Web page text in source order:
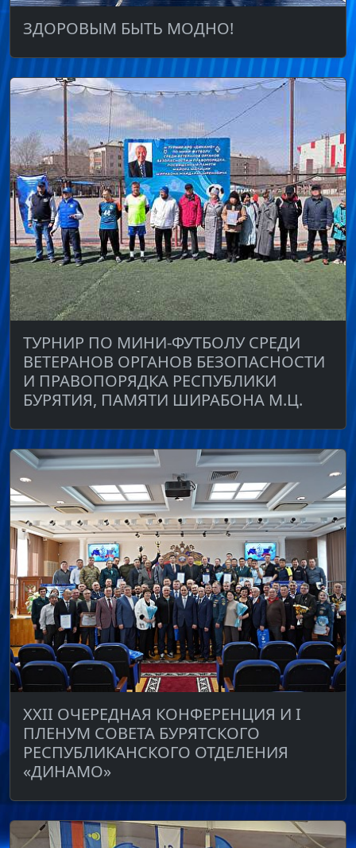
ЗДОРОВЫМ БЫТЬ МОДНО!
ТУРНИР ПО МИНИ-ФУТБОЛУ СРЕДИ
ВЕТЕРАНОВ ОРГАНОВ БЕЗОПАСНОСТИ
И ПРАВОПОРЯДКА РЕСПУБЛИКИ
БУРЯТИЯ, ПАМЯТИ ШИРАБОНА М.Ц.
ХХII ОЧЕРЕДНАЯ КОНФЕРЕНЦИЯ И I
ПЛЕНУМ СОВЕТА БУРЯТСКОГО
РЕСПУБЛИКАНСКОГО ОТДЕЛЕНИЯ
«ДИНАМО»